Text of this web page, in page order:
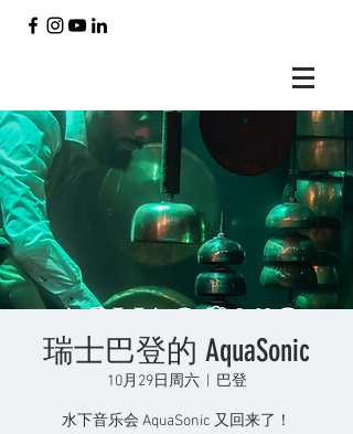
瑞士巴登的 AquaSonic
10月29日周六
  |
巴登
水下音乐会 AquaSonic 又回来了！